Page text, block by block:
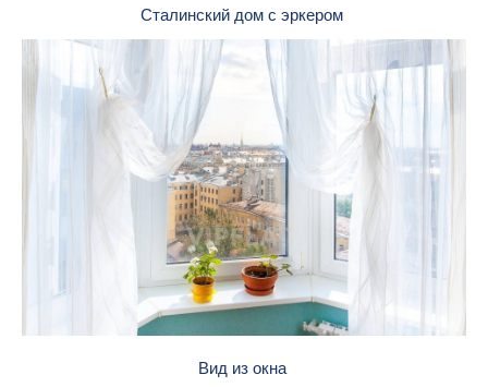
Сталинский дом с эркером
Вид из окна